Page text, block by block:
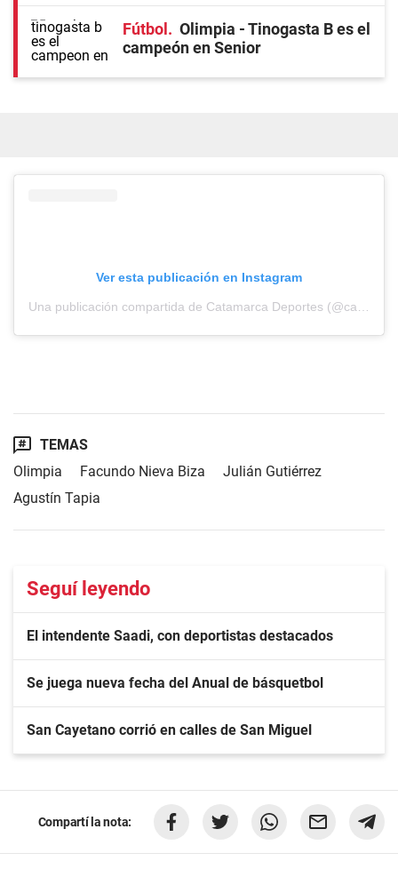
Fútbol
Olimpia - Tinogasta B es el
campeón en Senior
Ver esta publicación en Instagram
TEMAS
Olimpia
Facundo Nieva Biza
Julián Gutiérrez
Agustín Tapia
Seguí leyendo
El intendente Saadi, con deportistas destacados
Se juega nueva fecha del Anual de básquetbol
San Cayetano corrió en calles de San Miguel
Compartí la nota: